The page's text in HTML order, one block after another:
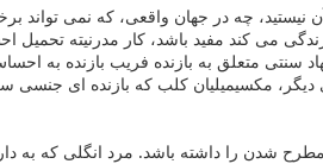
چه در جهان واقعی، که نمی تواند
می کند مفید باشد، کار مدرنیته تحمیل
متعلق به بازنده فریب بازنده به
مکسیمیلیان کلب که بازنده ای جنسی
شدن را داشته باشد. مرد انگلی که به